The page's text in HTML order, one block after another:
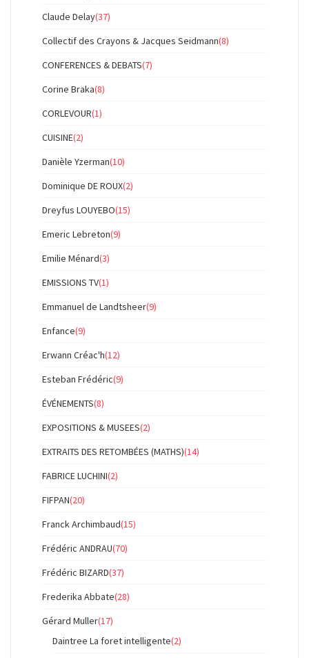
Claude Delay(37)
Collectif des Crayons & Jacques Seidmann(8)
CONFERENCES & DEBATS(7)
Corine Braka(8)
CORLEVOUR(1)
CUISINE(2)
Danièle Yzerman(10)
Dominique DE ROUX(2)
Dreyfus LOUYEBO(15)
Emeric Lebreton(9)
Emilie Ménard(3)
EMISSIONS TV(1)
Emmanuel de Landtsheer(9)
Enfance(9)
Erwann Créac'h(12)
Esteban Frédéric(9)
ÉVÉNEMENTS(8)
EXPOSITIONS & MUSEES(2)
EXTRAITS DES RETOMBÉES (MATHS)(14)
FABRICE LUCHINI(2)
FIFPAN(20)
Franck Archimbaud(15)
Frédéric ANDRAU(70)
Frédéric BIZARD(37)
Frederika Abbate(28)
Gérard Muller(17)
Daintree La foret intelligente(2)